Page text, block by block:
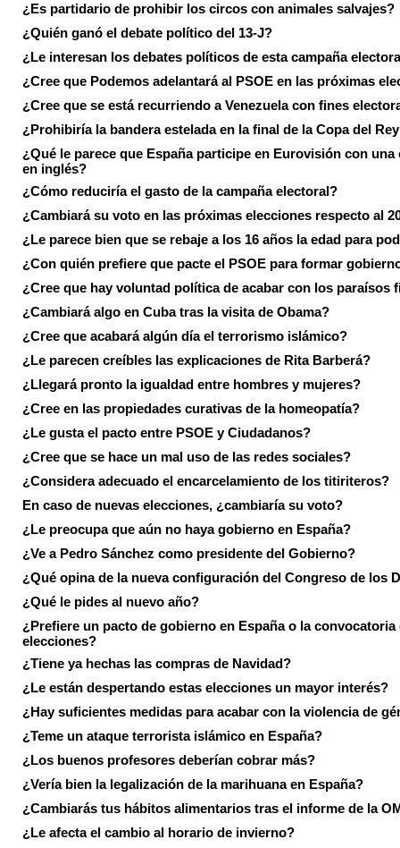
¿Es partidario de prohibir los circos con animales salvajes?
¿Quién ganó el debate político del 13-J?
¿Le interesan los debates políticos de esta campaña
¿Cree que Podemos adelantará al PSOE en las próximas
¿Cree que se está recurriendo a Venezuela con fines
¿Prohibiría la bandera estelada en la final de la Copa del
¿Qué le parece que España participe en Eurovisión con una
en inglés?
¿Cómo reduciría el gasto de la campaña electoral?
¿Cambiará su voto en las próximas elecciones respecto al
¿Le parece bien que se rebaje a los 16 años la edad para
¿Con quién prefiere que pacte el PSOE para formar
¿Cree que hay voluntad política de acabar con los paraísos
¿Cambiará algo en Cuba tras la visita de Obama?
¿Cree que acabará algún día el terrorismo islámico?
¿Le parecen creíbles las explicaciones de Rita Barberá?
¿Llegará pronto la igualdad entre hombres y mujeres?
¿Cree en las propiedades curativas de la homeopatía?
¿Le gusta el pacto entre PSOE y Ciudadanos?
¿Cree que se hace un mal uso de las redes sociales?
¿Considera adecuado el encarcelamiento de los titiriteros?
En caso de nuevas elecciones, ¿cambiaría su voto?
¿Le preocupa que aún no haya gobierno en España?
¿Ve a Pedro Sánchez como presidente del Gobierno?
¿Qué opina de la nueva configuración del Congreso de los
¿Qué le pides al nuevo año?
¿Prefiere un pacto de gobierno en España o la convocatoria
elecciones?
¿Tiene ya hechas las compras de Navidad?
¿Le están despertando estas elecciones un mayor interés?
¿Hay suficientes medidas para acabar con la violencia de
¿Teme un ataque terrorista islámico en España?
¿Los buenos profesores deberían cobrar más?
¿Vería bien la legalización de la marihuana en España?
¿Cambiarás tus hábitos alimentarios tras el informe de la
¿Le afecta el cambio al horario de invierno?